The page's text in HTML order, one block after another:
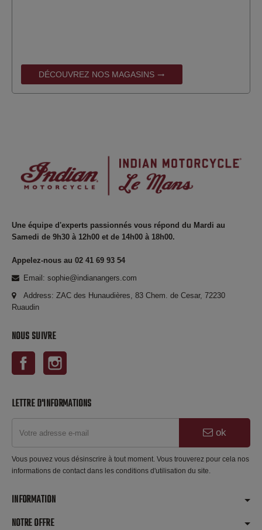
DÉCOUVREZ NOS MAGASINS trending_flat
Une équipe d'experts passionnés vous répond du Mardi au
Samedi de 9h30 à 12h00 et de 14h00 à 18h00.
Appelez-nous au 02 41 69 93 54
Email: sophie@indianangers.com
Address: ZAC des Hunaudières, 83 Chem. de Cesar, 72230
Ruaudin
NOUS SUIVRE
Facebook
LETTRE D'INFORMATIONS
ok
Vous pouvez vous désinscrire à tout moment. Vous trouverez pour cela nos
informations de contact dans les conditions d'utilisation du site.
INFORMATION
NOTRE OFFRE